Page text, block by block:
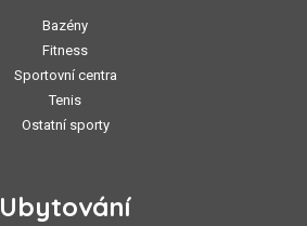
Bazény
Fitness
Sportovní centra
Tenis
Ostatní sporty
Ubytování